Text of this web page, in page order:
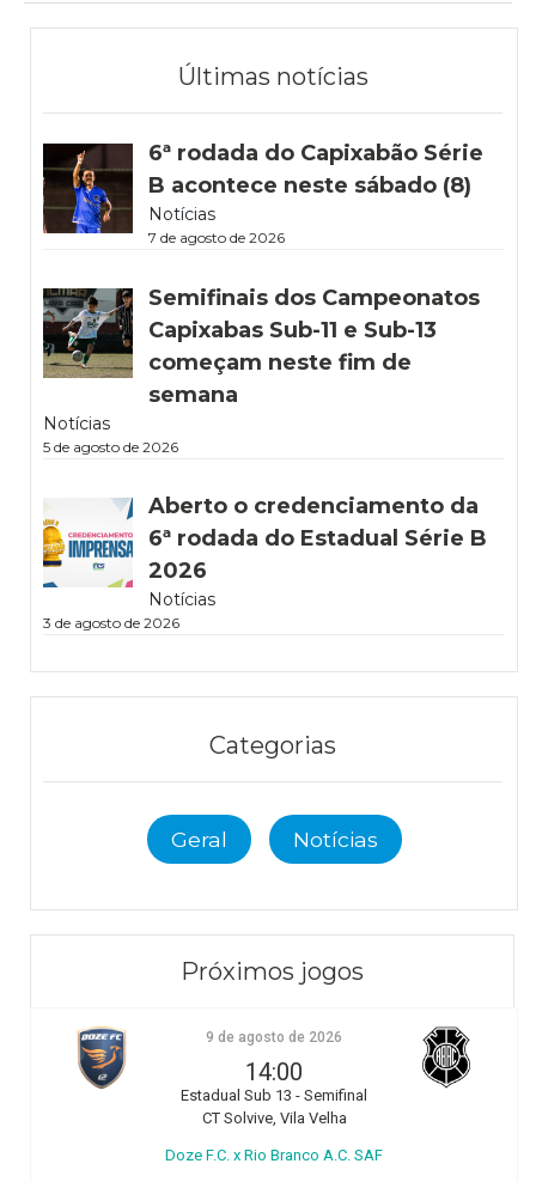
Últimas notícias
6ª rodada do Capixabão Série
B acontece neste sábado (8)
Notícias
7 de agosto de 2026
Semifinais dos Campeonatos
Capixabas Sub-11 e Sub-13
começam neste fim de
semana
Notícias
5 de agosto de 2026
Aberto o credenciamento da
6ª rodada do Estadual Série B
2026
Notícias
3 de agosto de 2026
Categorias
Geral Notícias
Próximos jogos
9 de agosto de 2026
14:00
Estadual Sub 13 - Semifinal
CT Solvive, Vila Velha
Doze F.C. x Rio Branco A.C. SAF